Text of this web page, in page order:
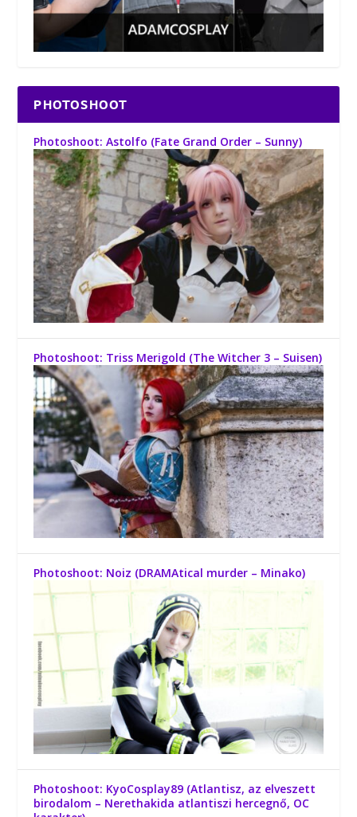
PHOTOSHOOT
Photoshoot: Astolfo (Fate Grand Order – Sunny)
Photoshoot: Triss Merigold (The Witcher 3 – Suisen)
Photoshoot: Noiz (DRAMAtical murder – Minako)
Photoshoot: KyoCosplay89 (Atlantisz, az elveszett
birodalom – Nerethakida atlantiszi hercegnő, OC